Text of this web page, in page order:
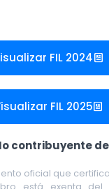
FIL 2024
FIL 2025
contribuyente
oficial que